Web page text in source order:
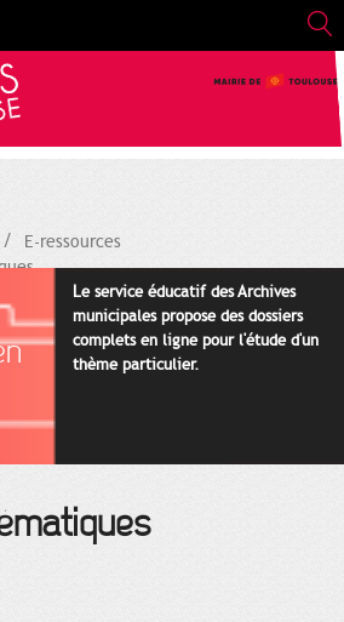
E-ressources
Le service éducatif des Archives
municipales propose des dossiers
complets en ligne pour l'étude d'un
thème particulier.
sur les cookies